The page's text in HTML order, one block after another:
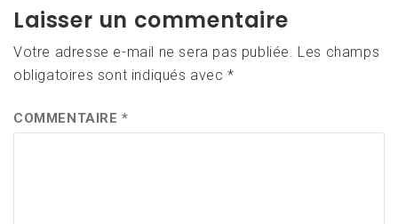
Laisser un commentaire
Votre adresse e-mail ne sera pas publiée.
Les champs
obligatoires sont indiqués avec*
COMMENTAIRE*